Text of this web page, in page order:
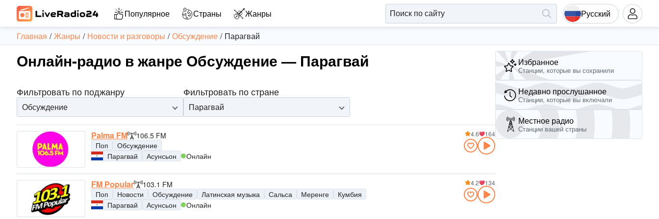
Популярное Страны Жанры Русский
Главная Жанры Новости и разговоры Обсуждение Парагвай
Онлайн-радио в жанре Обсуждение — Парагвай
Фильтровать по поджанру
Обсуждение
Фильтровать по стране
Парагвай
Palma FM
106.5 FM
Поп
Обсуждение
Парагвай
Асунсьон Онлайн
4.6 164
FM Popular
103.1 FM
Поп
Новости Обсуждение Латинская музыка Сальса Меренге
Кумбия
Парагвай
Асунсьон Онлайн
4.2 134
Избранное
Станции, которые вы сохранили
Недавно прослушанное
Станции, которые вы включали
Местное радио
Станции вашей страны